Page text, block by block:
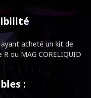
acheté un kit de
ou MAG CORELIQUID
: